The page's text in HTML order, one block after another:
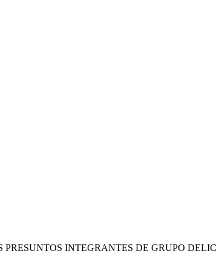
INTEGRANTES DE GRUPO